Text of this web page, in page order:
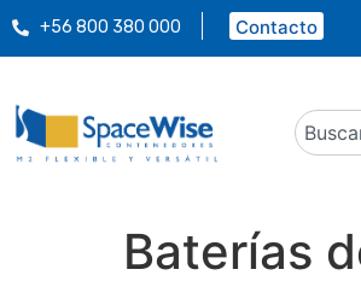
+56 800 380 000 Contacto
Baterías